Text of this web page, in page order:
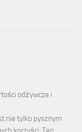
odżywcze i
nie tylko pysznym